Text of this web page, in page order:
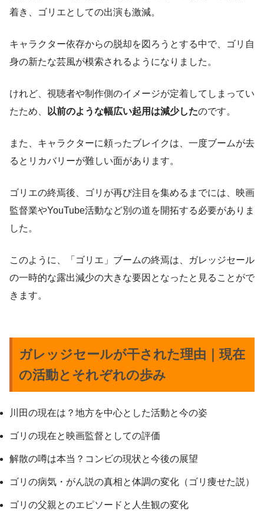
着き、ゴリエとしての出演も激減。
キャラクター依存からの脱却を図ろうとする中で、ゴリ自
身の新たな芸風が模索されるようになりました。
けれど、視聴者や制作側のイメージが定着してしまってい
たため、
以前のような幅広い起用は減少したのです。
また、キャラクターに頼ったブレイクは、一度ブームが去
るとリカバリーが難しい面があります。
ゴリエの終焉後、ゴリが再び注目を集めるまでには、映画
監督業やYouTube活動など別の道を開拓する必要がありま
した。
このように、「ゴリエ」ブームの終焉は、ガレッジセール
の一時的な露出減少の大きな要因となったと見ることがで
きます。
ガレッジセールが干された理由｜現在
の活動とそれぞれの歩み
川田の現在は？地方を中心とした活動と今の姿
ゴリの現在と映画監督としての評価
解散の噂は本当？コンビの現状と今後の展望
ゴリの病気・がん説の真相と体調の変化（ゴリ痩せた説）
ゴリの父親とのエピソードと人生観の変化